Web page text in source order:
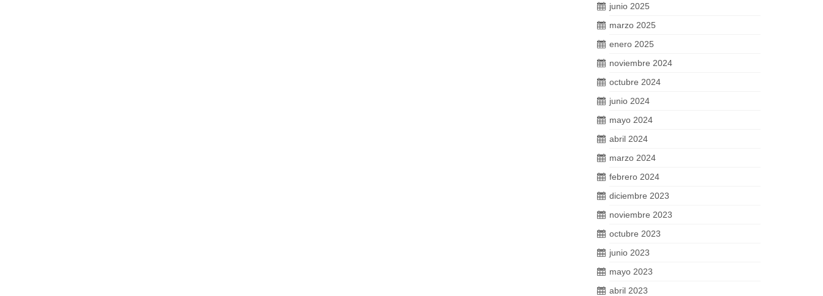
junio 2025
marzo 2025
enero 2025
noviembre 2024
octubre 2024
junio 2024
mayo 2024
abril 2024
marzo 2024
febrero 2024
diciembre 2023
noviembre 2023
octubre 2023
junio 2023
mayo 2023
abril 2023